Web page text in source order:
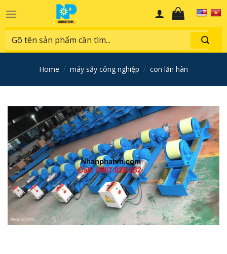
to
content
Search
for:
home / máy sấy công nghiệp / con lăn hàn